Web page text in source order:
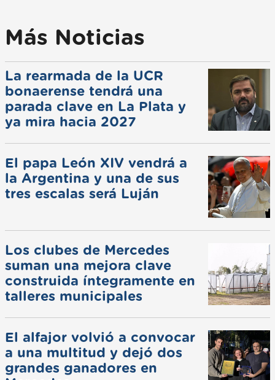
Más Noticias
La rearmada de la UCR
bonaerense tendrá una
parada clave en La Plata y
ya mira hacia 2027
El papa León XIV vendrá a
la Argentina y una de sus
tres escalas será Luján
Los clubes de Mercedes
suman una mejora clave
construida íntegramente en
talleres municipales
El alfajor volvió a convocar
a una multitud y dejó dos
grandes ganadores en